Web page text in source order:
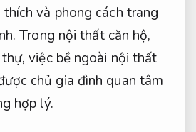
và phong cách trang
Trong nội thất căn hộ,
việc bề ngoài nội thất
chủ gia đình quan tâm
hợp lý.